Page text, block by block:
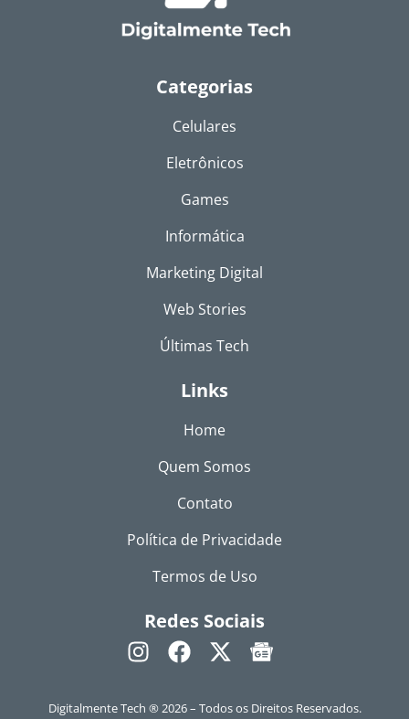
Categorias
Celulares
Eletrônicos
Games
Informática
Marketing Digital
Web Stories
Últimas Tech
Links
Home
Quem Somos
Contato
Política de Privacidade
Termos de Uso
Redes Sociais
Digitalmente Tech ® 2026 – Todos os Direitos Reservados.